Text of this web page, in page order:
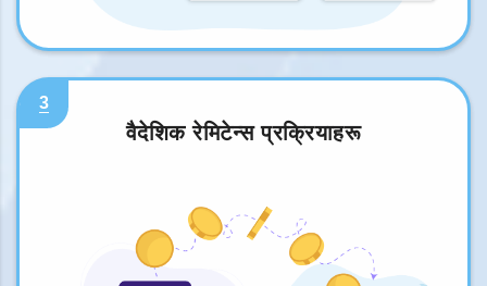
3
वैदेशिक रेमिटेन्स प्रक्रियाहरू